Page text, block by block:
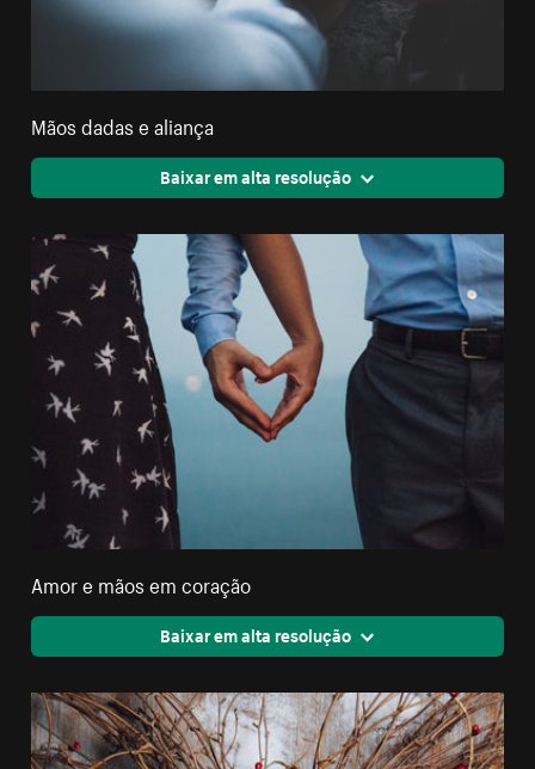
Mãos dadas e aliança
Baixar em alta resolução
Amor e mãos em coração
Baixar em alta resolução